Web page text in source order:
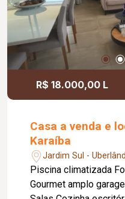
R$ 18.000,00 L
Casa a venda e
Karaíba
Jardim Sul -
Piscina climatizada Fotovoltaica Térreo Espaço
Gourmet amplo